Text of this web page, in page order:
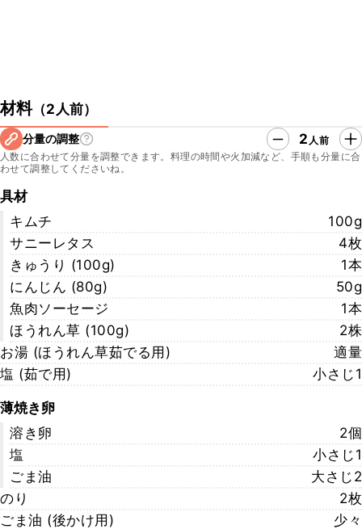
材料（2人前）
分量の調整 2 人前
人数に合わせて分量を調整できます。料理の時間や火加減など、手順も分量に合
わせて調整してくださいね。
具材
キムチ
100g
サニーレタス
4枚
きゅうり (100g)
1本
にんじん (80g)
50g
魚肉ソーセージ
1本
ほうれん草 (100g)
2株
お湯 (ほうれん草茹でる用)
適量
塩 (茹で用)
小さじ1
薄焼き卵
溶き卵
2個
塩
小さじ1
ごま油
大さじ2
のり
2枚
ごま油 (後かけ用)
少々